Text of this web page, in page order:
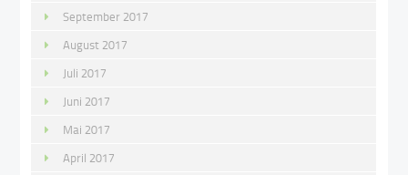
September 2017
August 2017
Juli 2017
Juni 2017
Mai 2017
April 2017